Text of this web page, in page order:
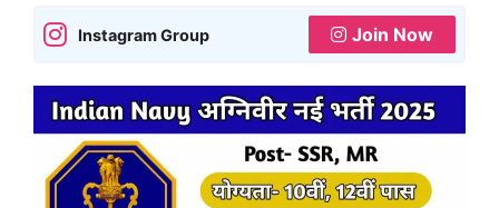
Instagram Group Join Now